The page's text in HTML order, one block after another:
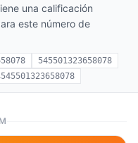
una calificación
este número de
545501323658078